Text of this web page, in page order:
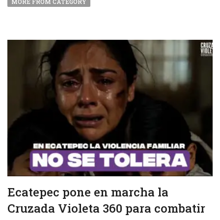
Ecatepec pone en marcha la
Cruzada Violeta 360 para combatir